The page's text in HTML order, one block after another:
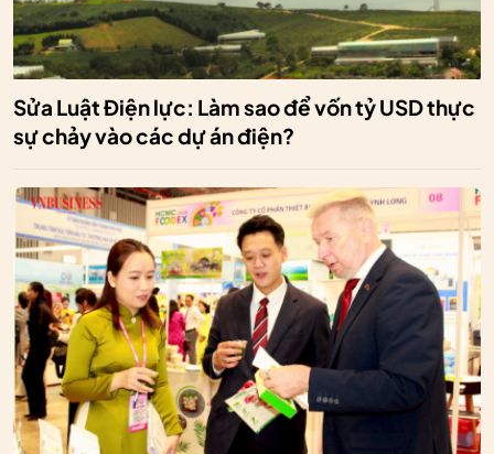
Sửa Luật Điện lực: Làm sao để vốn tỷ USD thực
sự chảy vào các dự án điện?